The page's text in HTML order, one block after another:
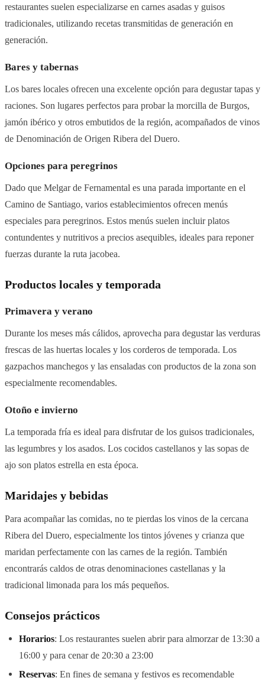
restaurantes suelen especializarse en carnes asadas y guisos
tradicionales, utilizando recetas transmitidas de generación en
generación.
Bares y tabernas
Los bares locales ofrecen una excelente opción para degustar tapas y
raciones. Son lugares perfectos para probar la morcilla de Burgos,
jamón ibérico y otros embutidos de la región, acompañados de vinos
de Denominación de Origen Ribera del Duero.
Opciones para peregrinos
Dado que Melgar de Fernamental es una parada importante en el
Camino de Santiago, varios establecimientos ofrecen menús
especiales para peregrinos. Estos menús suelen incluir platos
contundentes y nutritivos a precios asequibles, ideales para reponer
fuerzas durante la ruta jacobea.
Productos locales y temporada
Primavera y verano
Durante los meses más cálidos, aprovecha para degustar las verduras
frescas de las huertas locales y los corderos de temporada. Los
gazpachos manchegos y las ensaladas con productos de la zona son
especialmente recomendables.
Otoño e invierno
La temporada fría es ideal para disfrutar de los guisos tradicionales,
las legumbres y los asados. Los cocidos castellanos y las sopas de
ajo son platos estrella en esta época.
Maridajes y bebidas
Para acompañar las comidas, no te pierdas los vinos de la cercana
Ribera del Duero, especialmente los tintos jóvenes y crianza que
maridan perfectamente con las carnes de la región. También
encontrarás caldos de otras denominaciones castellanas y la
tradicional limonada para los más pequeños.
Consejos prácticos
Horarios: Los restaurantes suelen abrir para almorzar de 13:30 a
16:00 y para cenar de 20:30 a 23:00
Reservas: En fines de semana y festivos es recomendable